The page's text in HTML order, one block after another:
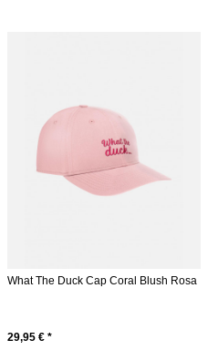
What The Duck Cap Coral Blush Rosa
29,95 € *